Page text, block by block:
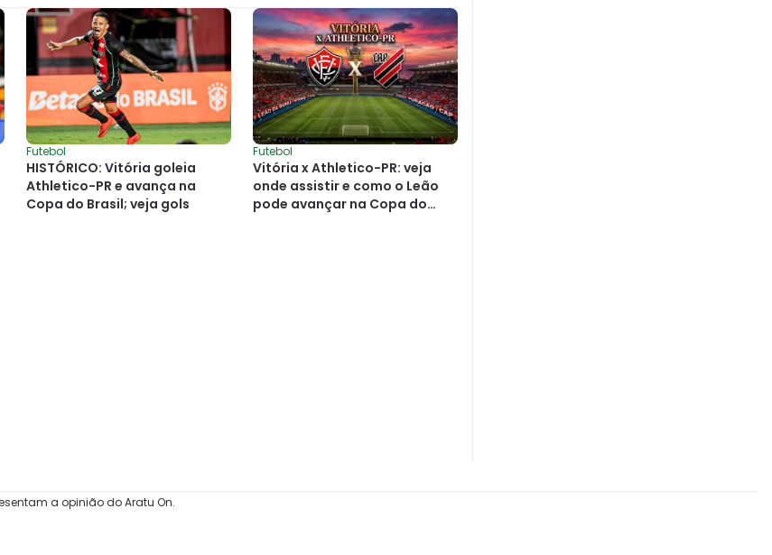
Futebol
HISTÓRICO: Vitória goleia
Athletico-PR e avança na
Copa do Brasil; veja gols
Futebol
Vitória x Athletico-PR: veja
onde assistir e como o Leão
pode avançar na Copa do
a opinião do Aratu On.